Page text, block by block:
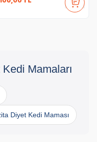
Mamaları
Diyet Kedi Maması